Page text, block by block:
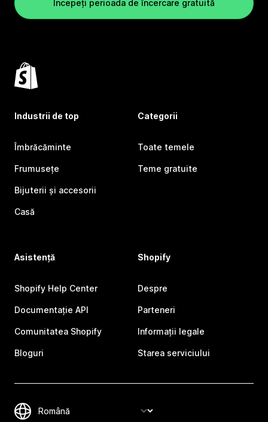
Începeți perioada de încercare gratuită
Industrii de top
Îmbrăcăminte
Frumusețe
Bijuterii și accesorii
Casă
Categorii
Toate temele
Teme gratuite
Asistență
Shopify Help Center
Documentație API
Comunitatea Shopify
Bloguri
Shopify
Despre
Parteneri
Informații legale
Starea serviciului